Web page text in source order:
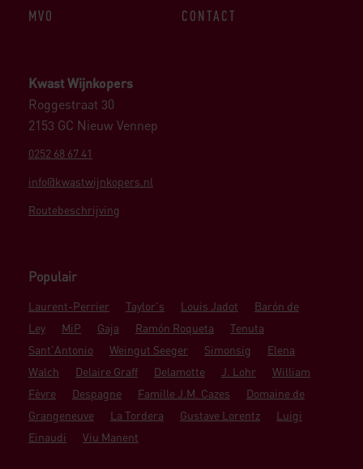
Kwast Wijnkopers
Roggestraat 30
2153 GC Nieuw Vennep
0252 68 67 41
info@kwastwijnkopers.nl
Routebeschrijving
Populair
Laurent-Perrier Taylor's Louis Jadot
Barón de
Ley
MiP Gaja Ramón Roqueta
Tenuta
Sant'Antonio
Weingut Seeger Simonsig
Elena
Walch
Delaire Graff Delamotte J. Lohr
William
Fèvre
Despagne Famille J.M. Cazes
Domaine de
Grangeneuve
La Tordera Gustave Lorentz
Luigi
Einaudi
Viu Manent
MVO
CONTACT